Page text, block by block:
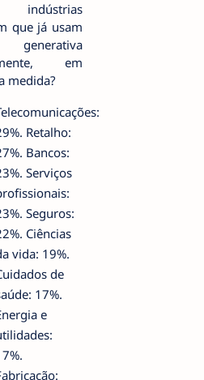
indústrias
que já usam
em
medida?
Retalho:
Bancos:
Serviços
Seguros:
Ciências
vida: 19%.
de
17%.
e